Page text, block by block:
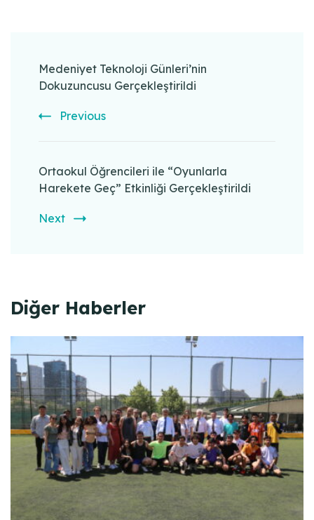
Navigation
Medeniyet Teknoloji Günleri’nin
Dokuzuncusu Gerçekleştirildi
Previous
Ortaokul Öğrencileri ile “Oyunlarla
Harekete Geç” Etkinliği Gerçekleştirildi
Next
Diğer Haberler